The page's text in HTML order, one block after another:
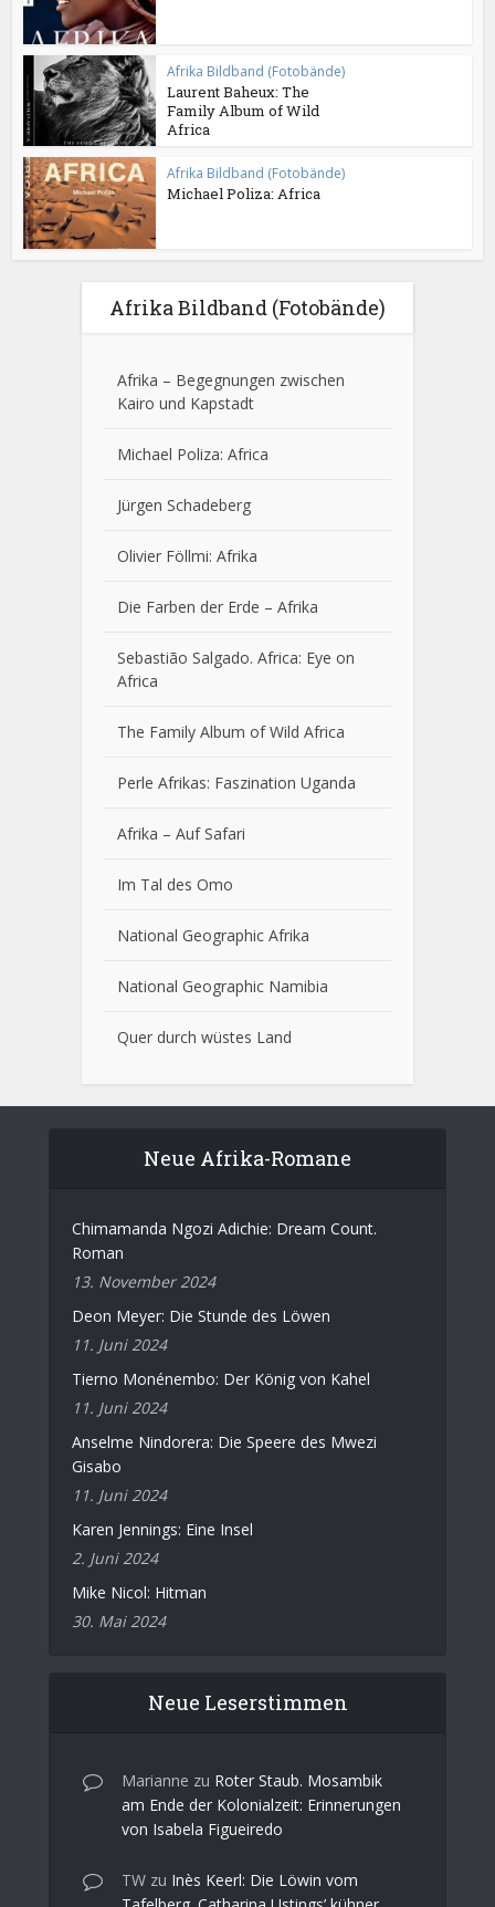
Afrika Bildband (Fotobände)
Laurent Baheux: The
Family Album of Wild
Africa
Afrika Bildband (Fotobände)
Michael Poliza: Africa
Afrika Bildband (Fotobände)
Afrika – Begegnungen zwischen
Kairo und Kapstadt
Michael Poliza: Africa
Jürgen Schadeberg
Olivier Föllmi: Afrika
Die Farben der Erde – Afrika
Sebastião Salgado. Africa: Eye on
Africa
The Family Album of Wild Africa
Perle Afrikas: Faszination Uganda
Afrika – Auf Safari
Im Tal des Omo
National Geographic Afrika
National Geographic Namibia
Quer durch wüstes Land
Neue Afrika-Romane
Chimamanda Ngozi Adichie: Dream Count.
Roman
13. November 2024
Deon Meyer: Die Stunde des Löwen
11. Juni 2024
Tierno Monénembo: Der König von Kahel
11. Juni 2024
Anselme Nindorera: Die Speere des Mwezi
Gisabo
11. Juni 2024
Karen Jennings: Eine Insel
2. Juni 2024
Mike Nicol: Hitman
30. Mai 2024
Neue Leserstimmen
Marianne zu Roter Staub. Mosambik
am Ende der Kolonialzeit: Erinnerungen
von Isabela Figueiredo
TW zu Inès Keerl: Die Löwin vom